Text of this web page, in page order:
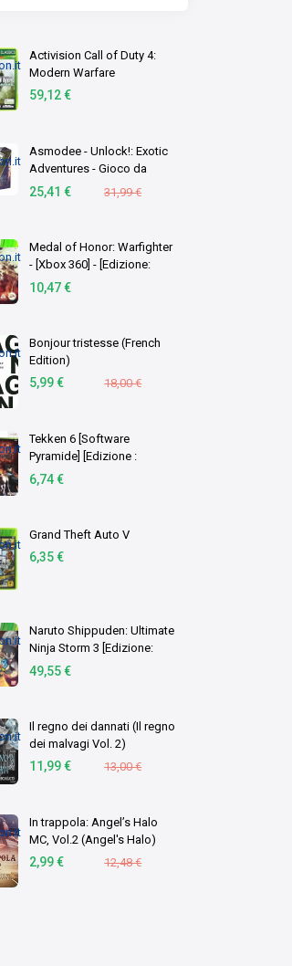
Activision Call of Duty 4:
Modern Warfare
59,12 €
Asmodee - Unlock!: Exotic
Adventures - Gioco da
Tavolo con App, Escape
25,41 € 31,99 €
Medal of Honor: Warfighter
- [Xbox 360] - [Edizione:
Germania]
10,47 €
Bonjour tristesse (French
Edition)
5,99 € 18,00 €
Tekken 6 [Software
Pyramide] [Edizione :
Germania]
6,74 €
Grand Theft Auto V
6,35 €
Naruto Shippuden: Ultimate
Ninja Storm 3 [Edizione:
Germania]
49,55 €
Il regno dei dannati (Il regno
dei malvagi Vol. 2)
11,99 € 13,00 €
In trappola: Angel’s Halo
MC, Vol.2 (Angel's Halo)
2,99 € 12,48 €